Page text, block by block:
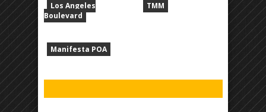
Los Angeles
Boulevard
Manifesta POA
TMM